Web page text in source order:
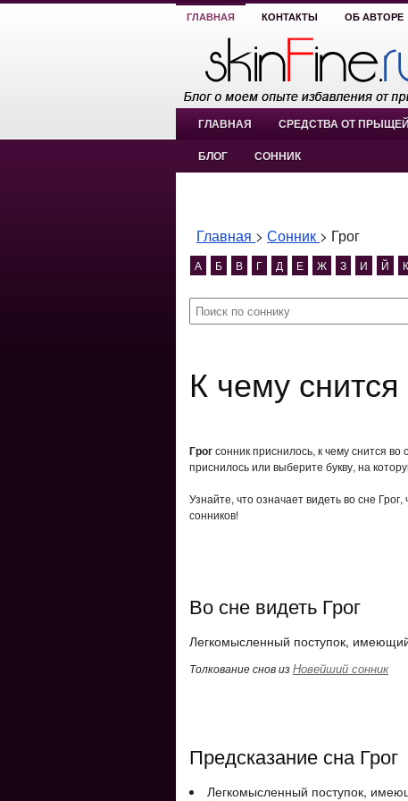
ГЛАВНАЯ КОНТАКТЫ ОБ АВТОРЕ
ГЛАВНАЯ СРЕДСТВА ОТ ПРЫЩЕЙ
БЛОГ СОННИК
Главная > Сонник > Грог
А Б В Г Д Е Ж З И Й К
К чему
Грогсонник приснилось, к чему снится
приснилось или выберите букву, на
Узнайте, что означает видеть во сне
сонников!
Во сне видеть Грог
Легкомысленный поступок,
Толкование снов изНовейший сонник
Предсказание сна Грог
Легкомысленный поступок,